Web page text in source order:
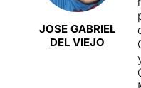
JOSE GABRIEL
DEL VIEJO